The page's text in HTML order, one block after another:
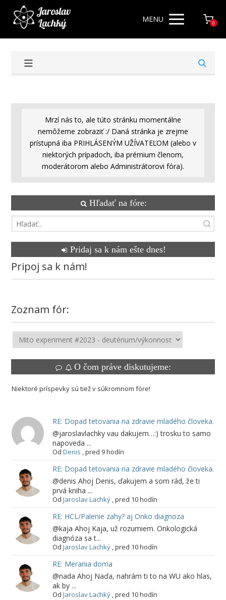
MENU 0
Mrzí nás to, ale túto stránku momentálne
nemôžeme zobraziť :/ Daná stránka je zrejme
prístupná iba PRIHLÁSENÝM UŽÍVATEĽOM (alebo v
niektorých prípadoch, iba prémium členom,
moderátorom alebo Administrátorovi fóra).
Hľadať na fóre:
Pridaj sa k nám ešte dnes!
Pripoj sa k nám!
Zoznam fór:
O čom práve diskutujeme:
Niektoré príspevky sú tiež v súkromnom fóre!
RE: Dopad tetovania na zdravie mladého človeka.
@jaroslavlachky vau dakujem…:) trosku to samo
napoveda ...
Od Denis ,pred 9 hodín
RE: Dopad tetovania na zdravie mladého človeka.
@denis Ahoj Denis, ďakujem a som rád, že ti
prvá kniha ...
Od Jaroslav Lachký,pred 10 hodín
RE: HCL/Palenie zahy? aj Onko diagnoza
@kaja Ahoj Kaja, už rozumiem. Onkologická
diagnóza sa t...
Od Jaroslav Lachký,pred 10 hodín
RE: Merania doma
@nada Ahoj Naďa, nahrám ti to na WU ako hlas,
ak by ...
Od Jaroslav Lachký,pred 10 hodín